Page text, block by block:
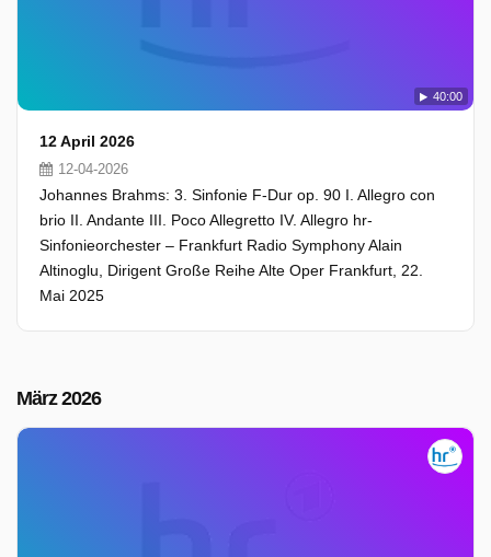
40:00
12 April 2026
12-04-2026
Johannes Brahms: 3. Sinfonie F-Dur op. 90 I. Allegro con
brio II. Andante III. Poco Allegretto IV. Allegro hr-
Sinfonieorchester – Frankfurt Radio Symphony Alain
Altinoglu, Dirigent Große Reihe Alte Oper Frankfurt, 22.
Mai 2025
März 2026